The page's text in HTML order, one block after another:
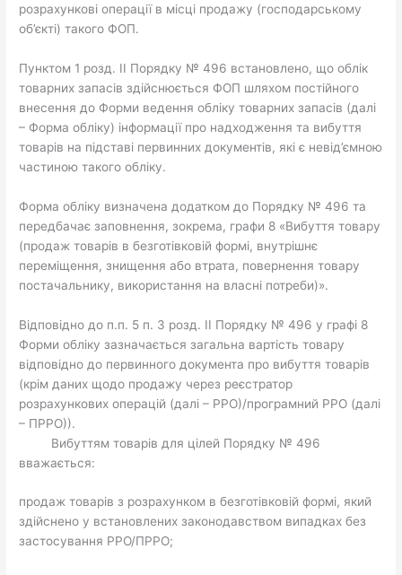
розрахункові операції в місці продажу (господарському
об’єкті) такого ФОП.
Пунктом 1 розд. II Порядку № 496 встановлено, що облік
товарних запасів здійснюється ФОП шляхом постійного
внесення до Форми ведення обліку товарних запасів (далі
– Форма обліку) інформації про надходження та вибуття
товарів на підставі первинних документів, які є невід’ємною
частиною такого обліку.
Форма обліку визначена додатком до Порядку № 496 та
передбачає заповнення, зокрема, графи 8 «Вибуття товару
(продаж товарів в безготівковій формі, внутрішнє
переміщення, знищення або втрата, повернення товару
постачальнику, використання на власні потреби)».
Відповідно до п.п. 5 п. 3 розд. ІІ Порядку № 496 у графі 8
Форми обліку зазначається загальна вартість товару
відповідно до первинного документа про вибуття товарів
(крім даних щодо продажу через реєстратор
розрахункових операцій (далі – РРО)/програмний РРО (далі
– ПРРО)).
Вибуттям товарів для цілей Порядку № 496
вважається:
продаж товарів з розрахунком в безготівковій формі, який
здійснено у встановлених законодавством випадках без
застосування РРО/ПРРО;